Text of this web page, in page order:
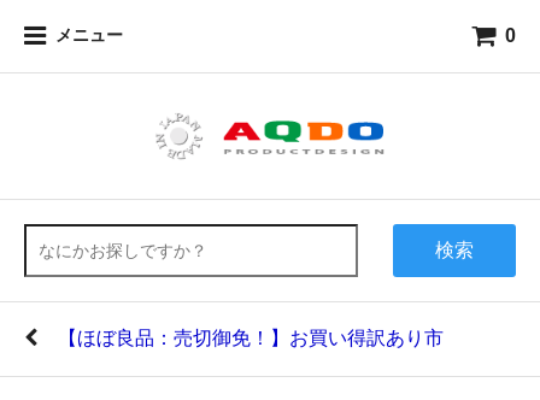
メニュー 0
検索
【ほぼ良品：売切御免！】お買い得訳あり市